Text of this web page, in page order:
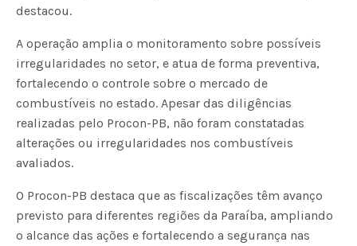
destacou.
A operação amplia o monitoramento sobre possíveis
irregularidades no setor, e atua de forma preventiva,
fortalecendo o controle sobre o mercado de
combustíveis no estado. Apesar das diligências
realizadas pelo Procon-PB, não foram constatadas
alterações ou irregularidades nos combustíveis
avaliados.
O Procon-PB destaca que as fiscalizações têm avanço
previsto para diferentes regiões da Paraíba, ampliando
o alcance das ações e fortalecendo a segurança nas